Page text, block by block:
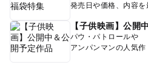
発売日や価格、内容を
【子供映画】公開
パウ・パトロールや
アンパンマンの人気作